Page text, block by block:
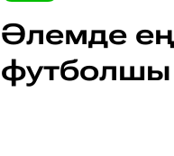
Әлемде
футболшы